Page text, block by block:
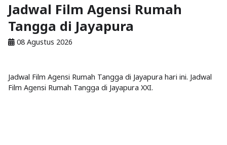
Jadwal Film Agensi Rumah
Tangga di Jayapura
08 Agustus 2026
Jadwal Film Agensi Rumah Tangga di Jayapura hari ini. Jadwal
Film Agensi Rumah Tangga di Jayapura XXI.